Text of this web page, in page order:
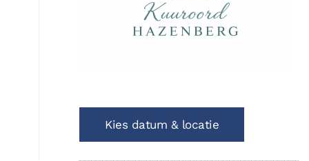
Kies datum & locatie